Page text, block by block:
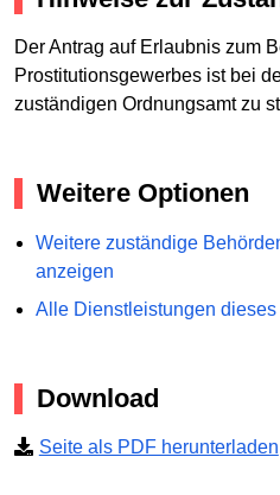
Der Antrag auf Erlaubnis zum
Prostitutionsgewerbes ist bei
zuständigen Ordnungsamt zu
Weitere Optionen
Weitere zuständige
anzeigen
Alle Dienstleistungen
Download
Seite als PDF herunterladen